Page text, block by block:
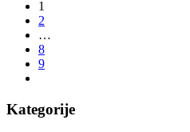
1
2
…
8
9
Kategorije